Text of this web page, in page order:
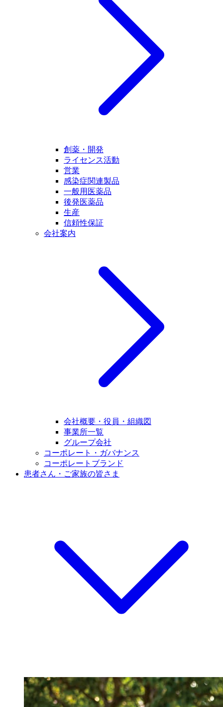
創薬・開発
ライセンス活動
営業
感染症関連製品
一般用医薬品
後発医薬品
生産
信頼性保証
会社案内
会社概要・役員・組織図
事業所一覧
グループ会社
コーポレート・ガバナンス
コーポレートブランド
患者さん・ご家族の皆さま